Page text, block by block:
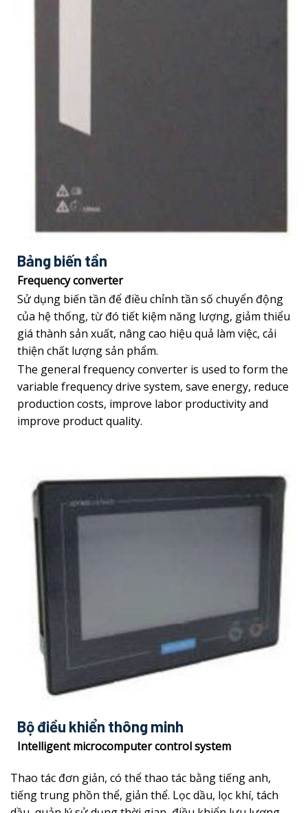
Bảng biến tần
Frequency converter
Sử dụng biến tần để điều chỉnh tần số chuyển động
của hệ thống, từ đó tiết kiệm năng lượng, giảm thiểu
giá thành sản xuất, nâng cao hiệu quả làm việc, cải
thiện chất lượng sản phẩm.
The general frequency converter is used to form the
variable frequency drive system, save energy, reduce
production costs, improve labor productivity and
improve product quality.
Bộ điều khiển thông minh
Intelligent microcomputer control system
Thao tác đơn giản, có thể thao tác bằng tiếng anh,
tiếng trung phồn thể, giản thể. Lọc dầu, lọc khí, tách